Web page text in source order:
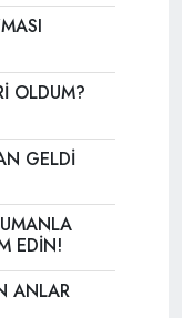
OLDUM?
GELDİ
EDİN!
ANLAR